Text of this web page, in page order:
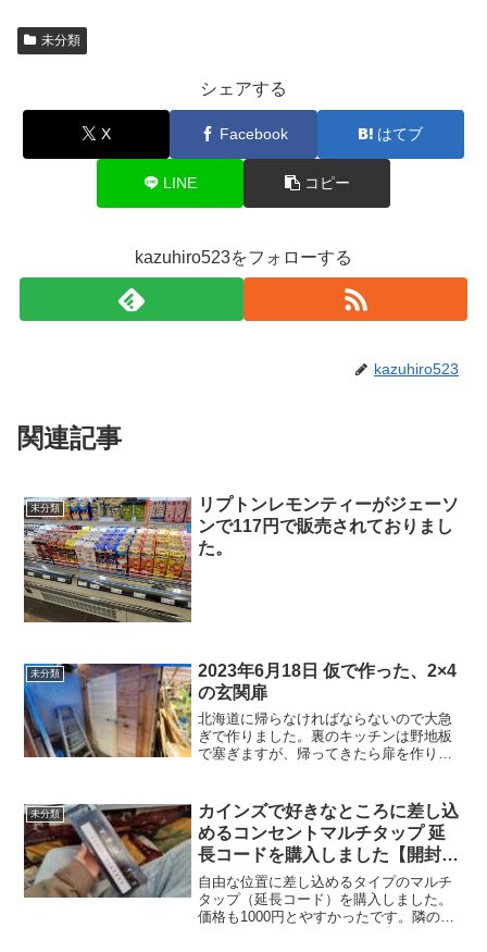
未分類
シェアする
X Facebook はてブ
LINE コピー
kazuhiro523をフォローする
kazuhiro523
関連記事
未分類
リプトンレモンティーがジェーソ
ンで117円で販売されておりまし
た。
未分類
2023年6月18日 仮で作った、2×4
の玄関扉
北海道に帰らなければならないので大急
ぎで作りました。裏のキッチンは野地板
で塞ぎますが、帰ってきたら扉を作りま
未分類
カインズで好きなところに差し込
めるコンセントマルチタップ 延
長コードを購入しました【開封レ
ビュー】
自由な位置に差し込めるタイプのマルチ
タップ（延長コード）を購入しました。
価格も1000円とやすかったです。隣のコ